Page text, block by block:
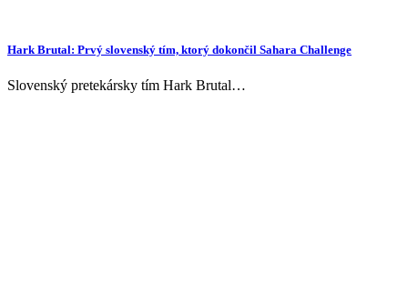
Hark Brutal: Prvý slovenský tím, ktorý dokončil Sahara Challenge
Slovenský pretekársky tím Hark Brutal…